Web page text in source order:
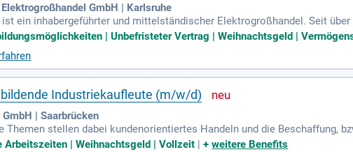
GmbH | Karlsruhe
ein inhabergeführter und mittelständischer Elektrogroßhandel. Seit über
und öffentliche Hand. 250 Mitarbeiter sind an neun Standorten
| Unbefristeter Vertrag | Weihnachtsgeld |
Industriekaufleute (m/w/d)
| Saarbrücken
Themen stellen dabei kundenorientiertes Handeln und die Beschaffung,
Arbeitszeiten | Weihnachtsgeld | Vollzeit |+weitere Benefits